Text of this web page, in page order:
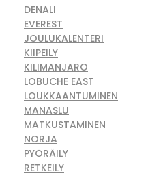
DENALI
EVEREST
JOULUKALENTERI
KIIPEILY
KILIMANJARO
LOBUCHE EAST
LOUKKAANTUMINEN
MANASLU
MATKUSTAMINEN
NORJA
PYÖRÄILY
RETKEILY